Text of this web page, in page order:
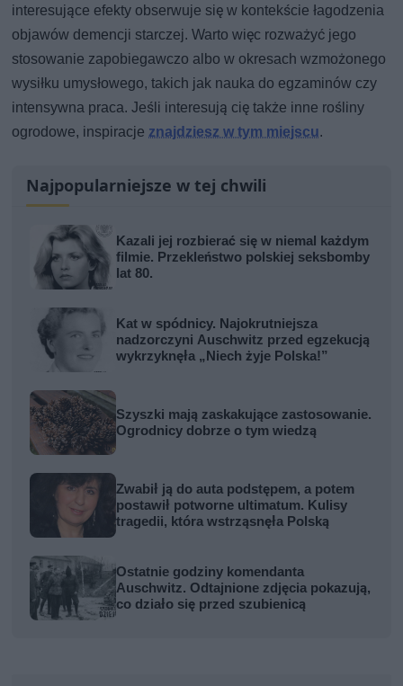
interesujące efekty obserwuje się w kontekście łagodzenia
objawów demencji starczej. Warto więc rozważyć jego
stosowanie zapobiegawczo albo w okresach wzmożonego
wysiłku umysłowego, takich jak nauka do egzaminów czy
intensywna praca. Jeśli interesują cię także inne rośliny
ogrodowe, inspiracje znajdziesz w tym miejscu.
Najpopularniejsze w tej chwili
Kazali jej rozbierać się w niemal każdym
filmie. Przekleństwo polskiej seksbomby
lat 80.
Kat w spódnicy. Najokrutniejsza
nadzorczyni Auschwitz przed egzekucją
wykrzyknęła „Niech żyje Polska!”
Szyszki mają zaskakujące zastosowanie.
Ogrodnicy dobrze o tym wiedzą
Zwabił ją do auta podstępem, a potem
postawił potworne ultimatum. Kulisy
tragedii, która wstrząsnęła Polską
Ostatnie godziny komendanta
Auschwitz. Odtajnione zdjęcia pokazują,
co działo się przed szubienicą